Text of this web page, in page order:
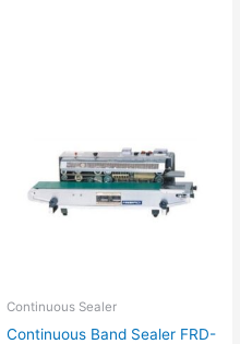
Continuous Sealer
Continuous Band Sealer FRD-